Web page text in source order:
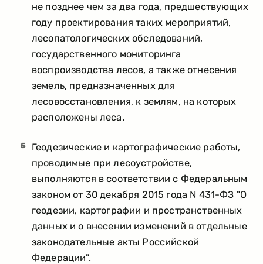
не позднее чем за два года, предшествующих
году проектирования таких мероприятий,
лесопатологических обследований,
государственного мониторинга
воспроизводства лесов, а также отнесения
земель, предназначенных для
лесовосстановления, к землям, на которых
расположены леса.
5
Геодезические и картографические работы,
проводимые при лесоустройстве,
выполняются в соответствии с Федеральным
законом от 30 декабря 2015 года N 431-ФЗ "О
геодезии, картографии и пространственных
данных и о внесении изменений в отдельные
законодательные акты Российской
Федерации".